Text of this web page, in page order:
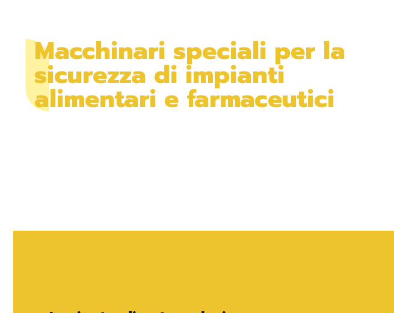
Macchinari speciali per la
sicurezza di impianti
alimentari e farmaceutici